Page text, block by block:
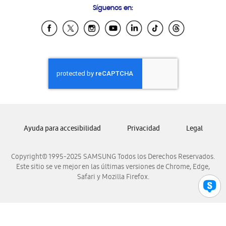
Samsung Ecuador
Samsung El Salvador
Samsung Honduras
Samsung Nicaragua
Samsung Panamá
Samsung Venezuela
Síguenos en:
Copyright© 1995-2025 SAMSUNG Todos los Derechos Reservados.
Este sitio se ve mejor en las últimas versiones de Chrome, Edge,
Safari y Mozilla Firefox.
Ayuda para accesibilidad Privacidad Legal